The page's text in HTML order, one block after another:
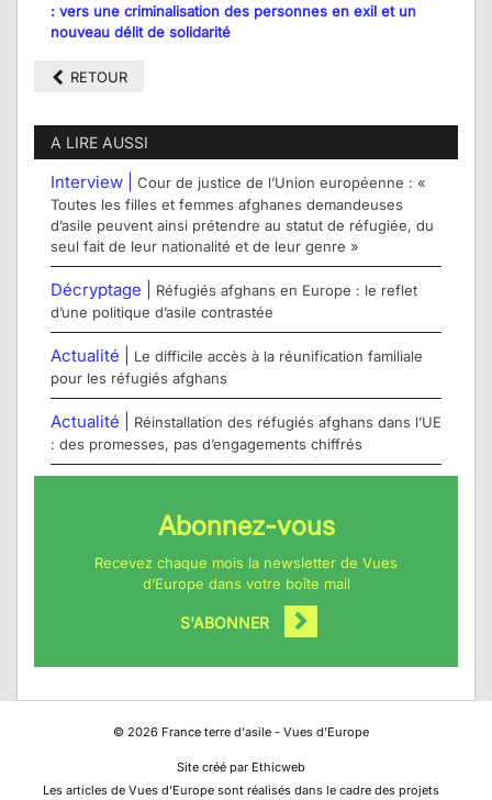
: vers une criminalisation des personnes en exil et un
nouveau délit de solidarité
RETOUR
A LIRE AUSSI
Interview | Cour de justice de l’Union européenne : «
Toutes les filles et femmes afghanes demandeuses
d’asile peuvent ainsi prétendre au statut de réfugiée, du
seul fait de leur nationalité et de leur genre »
Décryptage |
Réfugiés afghans en Europe : le reflet
d’une politique d’asile contrastée
Actualité |
Le difficile accès à la réunification familiale
pour les réfugiés afghans
Actualité |
Réinstallation des réfugiés afghans dans l’UE
: des promesses, pas d’engagements chiffrés
Abonnez-vous
Recevez chaque mois la newsletter de Vues
d’Europe dans votre boîte mail
S'ABONNER
© 2026France terre d'asile - Vues d'Europe
Site créé par Ethicweb
Les articles de Vues d’Europe sont réalisés dans le cadre des projets